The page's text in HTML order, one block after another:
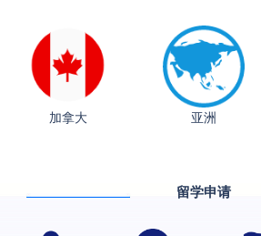
加拿大 亚洲
留学申请
从上海财大2+2到谢菲尔德
​恭喜Z同学荣获剑桥大学录取